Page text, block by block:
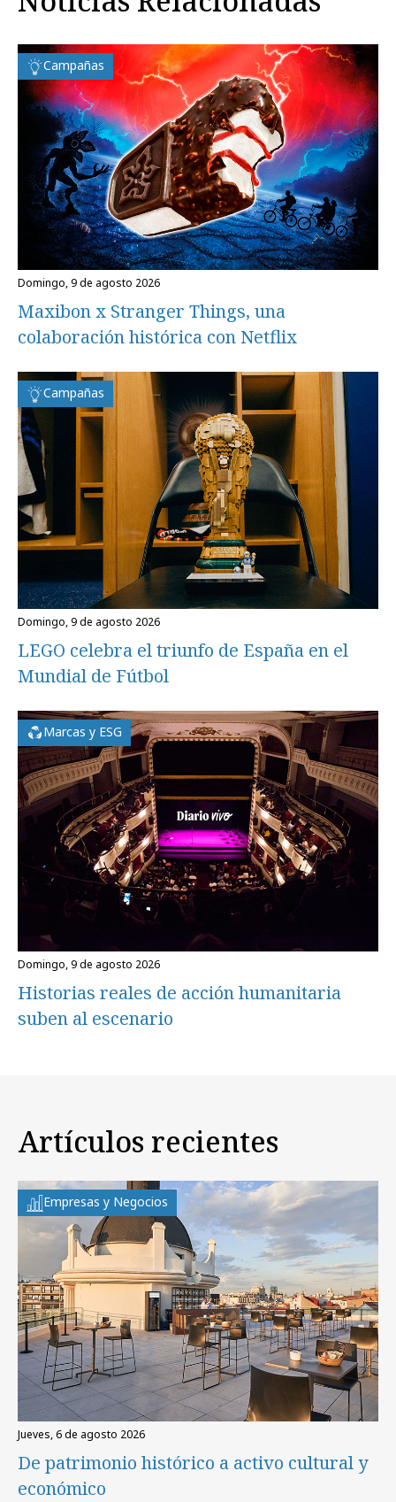
Campañas
domingo, 9 de agosto 2026
Maxibon x Stranger Things, una
colaboración histórica con Netflix
Campañas
domingo, 9 de agosto 2026
LEGO celebra el triunfo de España en el
Mundial de Fútbol
Marcas y ESG
domingo, 9 de agosto 2026
Historias reales de acción humanitaria
suben al escenario
Artículos recientes
Empresas y Negocios
jueves, 6 de agosto 2026
De patrimonio histórico a activo cultural y
económico